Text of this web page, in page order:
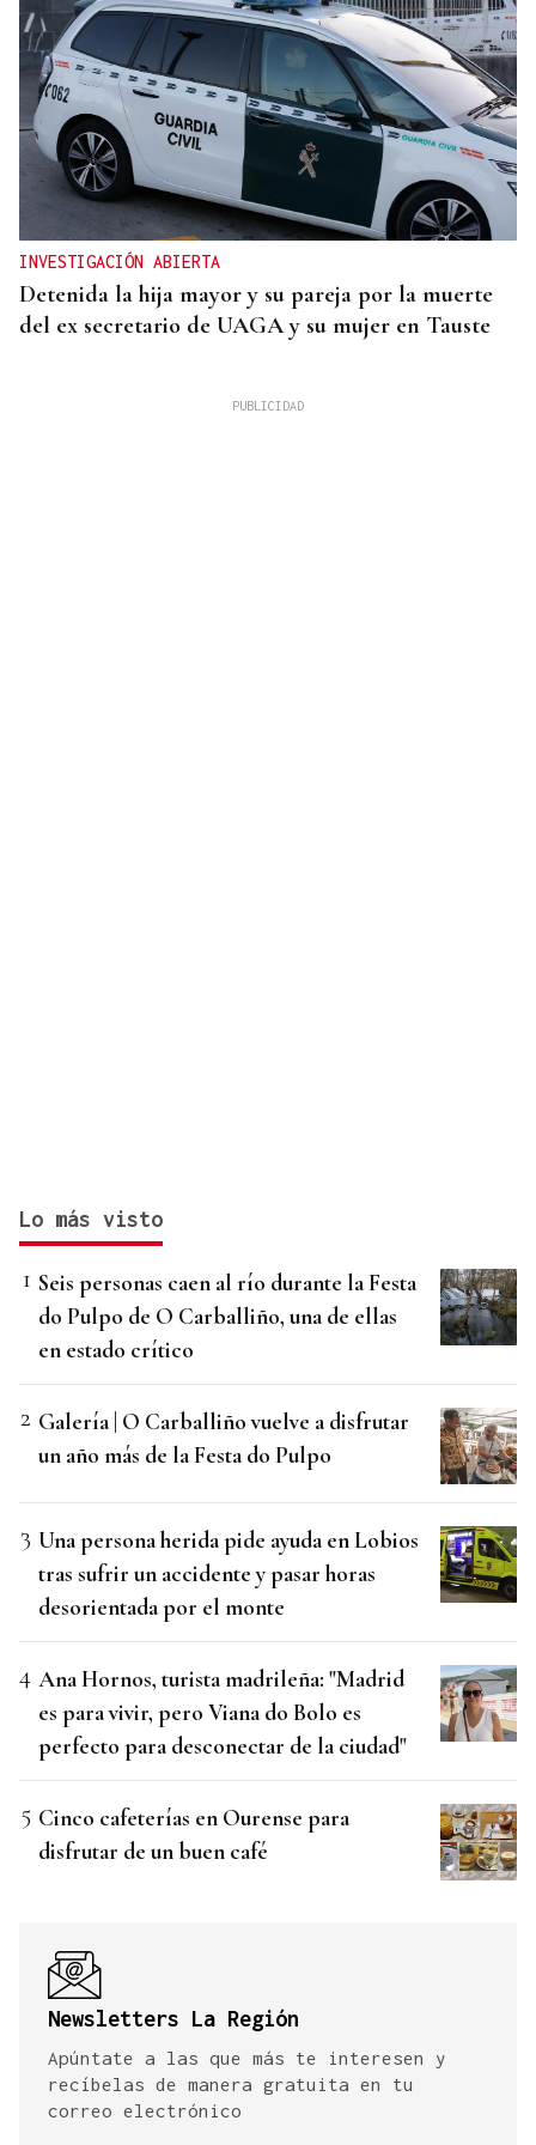
INVESTIGACIÓN ABIERTA
Detenida la hija mayor y su pareja por la muerte
del ex secretario de UAGA y su mujer en Tauste
Lo más visto
Seis personas caen al río durante la Festa
do Pulpo de O Carballiño, una de ellas
en estado crítico
Galería | O Carballiño vuelve a disfrutar
un año más de la Festa do Pulpo
Una persona herida pide ayuda en Lobios
tras sufrir un accidente y pasar horas
desorientada por el monte
Ana Hornos, turista madrileña: "Madrid
es para vivir, pero Viana do Bolo es
perfecto para desconectar de la ciudad"
Cinco cafeterías en Ourense para
disfrutar de un buen café
Newsletters La Región
Apúntate a las que más te interesen y
recíbelas de manera gratuita en tu
correo electrónico